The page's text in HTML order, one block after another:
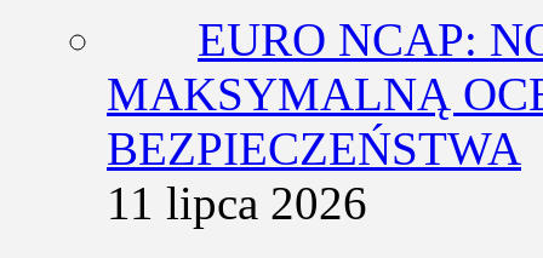
EURO NCAP:
MAKSYMALNĄ
BEZPIECZEŃSTWA
11 lipca 2026